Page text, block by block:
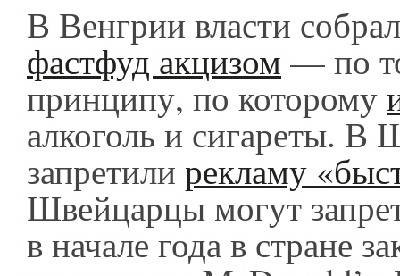
В Венгрии власти
фастфуд акцизом — по
принципу, по которому
алкоголь и сигареты. В
запретили рекламу
Швейцарцы могут
в начале года в стране